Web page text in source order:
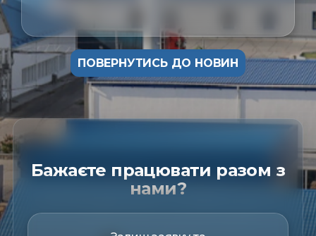
ПОВЕРНУТИСЬ ДО НОВИН
Бажаєте працювати разом з
нами?